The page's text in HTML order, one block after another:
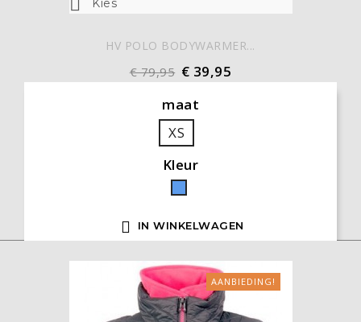
 Kies
HV POLO BODYWARMER...
€ 79,95 € 39,95
maat
XS
Kleur
Blauw
 IN WINKELWAGEN
AANBIEDING!